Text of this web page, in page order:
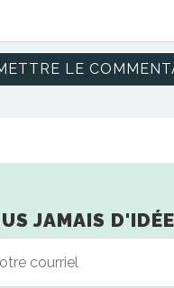
JAMAIS